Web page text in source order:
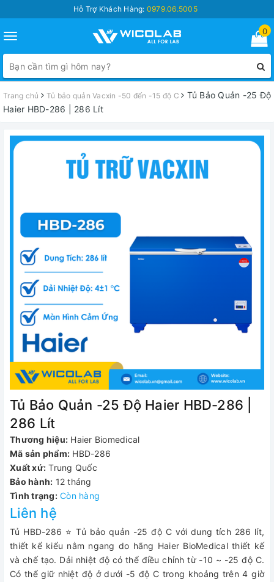
Hỗ Trợ Khách Hàng: 0979.06.5005
Toggle
navigation
0
Trang chủ Tủ bảo quản Vacxin -50 đến -15 độ C
Tủ Bảo Quản -25 Độ
Haier HBD-286 | 286 Lít
Tủ Bảo Quản -25 Độ Haier HBD-286 |
286 Lít
Thương hiệu: Haier Biomedical
Mã sản phẩm: HBD-286
Xuất xứ: Trung Quốc
Bảo hành: 12 tháng
Tình trạng: Còn hàng
Liên hệ
Tủ HBD-286 ⭐ Tủ bảo quản -25 độ C với dung tích 286 lít,
thiết kể kiểu nằm ngang do hãng Haier BioMedical thiết kế
và chế tạo. Dải nhiệt độ có thể điều chỉnh từ -10 ~ -25 độ C.
Có thể giữ nhiệt độ ở dưới -5 độ C trong khoảng trên 4 giờ